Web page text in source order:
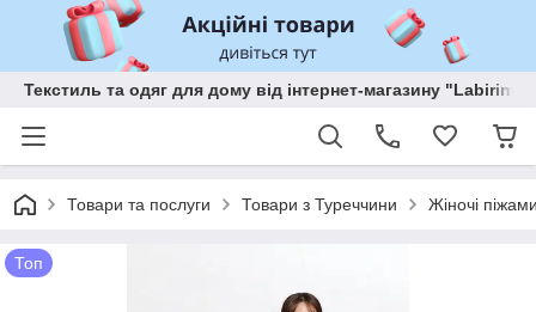
Текстиль та одяг для дому від інтернет-магазину "Labirint"
Товари та послуги Товари з Туреччини Жіночі
Топ